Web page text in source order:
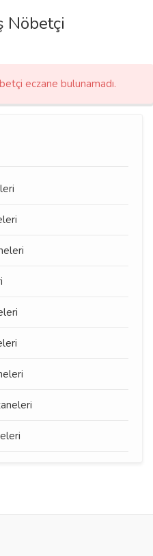
Nöbetçi
eczane bulunamadı.